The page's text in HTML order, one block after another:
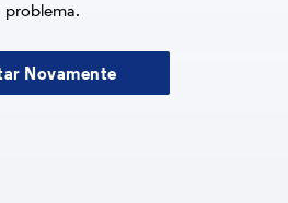
problema.
Novamente